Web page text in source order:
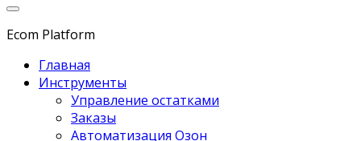
Ecom Platform
Главная
Инструменты
Управление остатками
Заказы
Автоматизация Озон